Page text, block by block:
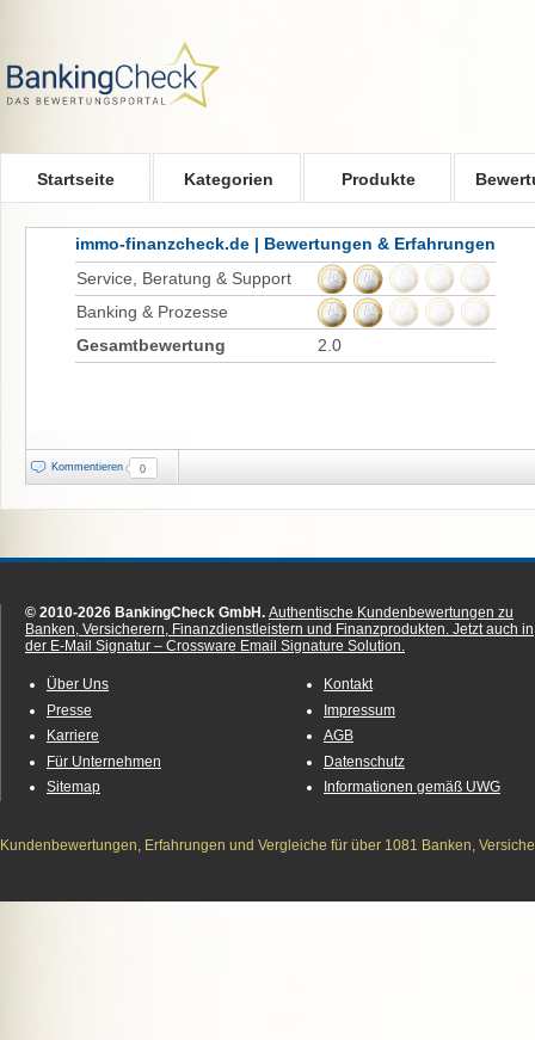
Startseite Kategorien Produkte
immo-finanzcheck.de | Bewertungen & Erfahrungen
Service, Beratung & Support
Banking & Prozesse
Gesamtbewertung
2.0
Kommentieren 0
© 2010-2026 BankingCheck GmbH. Authentische Kundenbewertungen zu
Banken, Versicherern, Finanzdienstleistern und Finanzprodukten. Jetzt auch in
der E-Mail Signatur – Crossware Email Signature Solution.
Über Uns
Presse
Karriere
Für Unternehmen
Sitemap
Kontakt
Impressum
AGB
Datenschutz
Informationen gemäß UWG
Kundenbewertungen, Erfahrungen und Vergleiche für über 1081 Banken,